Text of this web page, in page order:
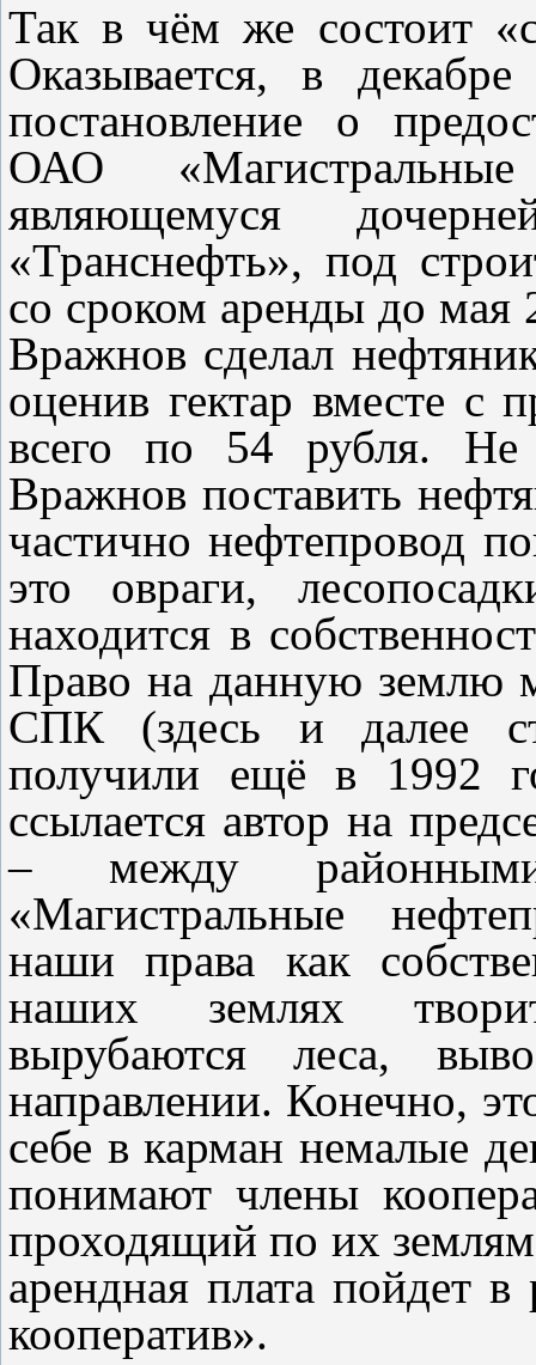
Так в чём же состоит
Оказывается, в
постановление о
ОАО
являющемуся
«Транснефть», под
со сроком аренды до
Вражнов сделал
оценив гектар вместе с
всего по 54 рубля. Не
Вражнов поставить
частично нефтепровод
это овраги,
находится в
Право на данную землю
СПК (здесь и далее
получили ещё в 1992
ссылается автор на
– между
«Магистральные
наши права как
наших землях
вырубаются леса,
направлении. Конечно,
себе в карман немалые
понимают члены
проходящий по их
арендная плата
кооператив».